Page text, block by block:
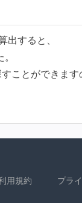
出すると、
ことができます
用規約 プラ